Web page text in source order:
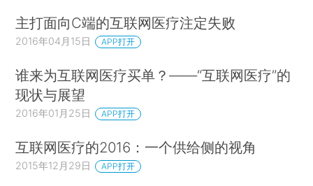
主打面向C端的互联网医疗注定失败
2016年04月15日 APP打开
谁来为互联网医疗买单？——“互联网医疗”的
现状与展望
2016年01月25日 APP打开
互联网医疗的2016：一个供给侧的视角
2015年12月29日 APP打开